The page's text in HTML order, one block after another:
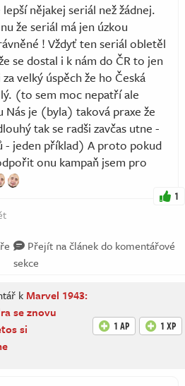
nějakej seriál než žádnej.
že seriál má jen úzkou
! Vždyť ten seriál obletěl
se dostal i k nám do ČR to jen
velký úspěch že ho Česká
(to sem moc nepatří ale
je (byla) taková praxe že
tak se radši zavčas utne -
- jeden příklad) A proto pokud
onu kampaň jsem pro
1
Přejít na článek do komentářové
sekce
k Marvel 1943:
se znovu
si
1 AP 1 XP